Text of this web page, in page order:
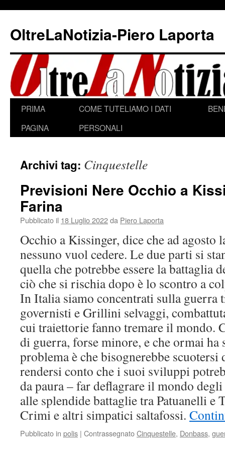
contenuto
OltreLaNotizia-Piero Laporta
PRIMA
PAGINA
COME TUTELIAMO I DATI
PERSONALI
Archivi tag: Cinquestelle
Previsioni Nere Occhio a
Farina
Pubblicato il 18 Luglio 2022da Piero Laporta
Occhio a Kissinger, dice che ad agosto
nessuno vuol cedere. Le due parti si
quella che potrebbe essere la battaglia
ciò che si rischia dopo è lo scontro a
In Italia siamo concentrati sulla guerra
governisti e Grillini selvaggi,
cui traiettorie fanno tremare il mondo.
di guerra, forse minore, e che ormai
problema è che bisognerebbe scuotersi
rendersi conto che i suoi sviluppi
da paura – far deflagrare il mondo
alle splendide battaglie tra Patuanelli e
Crimi e altri simpatici saltafossi.
Pubblicato in polis | ContrassegnatoCinquestelle, Donbass,